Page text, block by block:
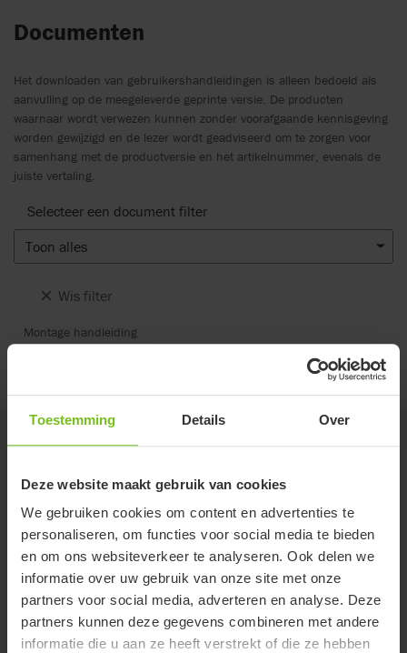
Toestemming Details Over
Deze website maakt gebruik van cookies
We gebruiken cookies om content en advertenties te
personaliseren, om functies voor social media te bieden
en om ons websiteverkeer te analyseren. Ook delen we
informatie over uw gebruik van onze site met onze
partners voor social media, adverteren en analyse. Deze
partners kunnen deze gegevens combineren met andere
informatie die u aan ze heeft verstrekt of die ze hebben
Documenten
Het downloaden van gebruikershandleidingen is alleen bedoeld als
aanvulling op de meegeleverde geprinte versie. De producten
waarnaar wordt verwezen kunnen zonder voorafgaande kennisgeving
worden gewijzigd en de lezer wordt geadviseerd om te zorgen voor
samenhang met de productversie en het artikelnummer, evenals de
juiste vertaling.
Selecteer een document filter
Toon alles
Wis filter
Montage handleiding
Gerelateerde producten